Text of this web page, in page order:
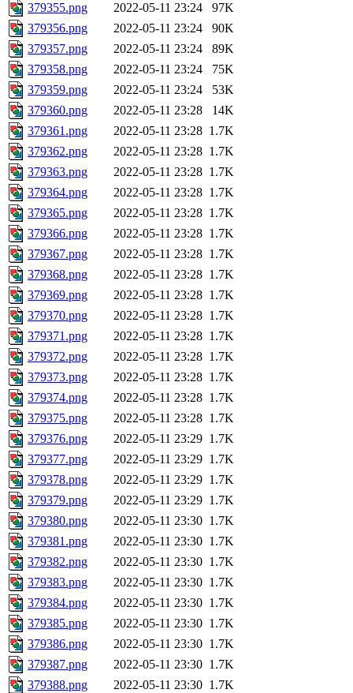
379355.png 2022-05-11 23:24
97K
379356.png
2022-05-11 23:24
90K
379357.png
2022-05-11 23:24
89K
379358.png
2022-05-11 23:24
75K
379359.png
2022-05-11 23:24
53K
379360.png
2022-05-11 23:28
14K
379361.png
2022-05-11 23:28 1.7K
379362.png
2022-05-11 23:28 1.7K
379363.png
2022-05-11 23:28 1.7K
379364.png
2022-05-11 23:28 1.7K
379365.png
2022-05-11 23:28 1.7K
379366.png
2022-05-11 23:28 1.7K
379367.png
2022-05-11 23:28 1.7K
379368.png
2022-05-11 23:28 1.7K
379369.png
2022-05-11 23:28 1.7K
379370.png
2022-05-11 23:28 1.7K
379371.png
2022-05-11 23:28 1.7K
379372.png
2022-05-11 23:28 1.7K
379373.png
2022-05-11 23:28 1.7K
379374.png
2022-05-11 23:28 1.7K
379375.png
2022-05-11 23:28 1.7K
379376.png
2022-05-11 23:29 1.7K
379377.png
2022-05-11 23:29 1.7K
379378.png
2022-05-11 23:29 1.7K
379379.png
2022-05-11 23:29 1.7K
379380.png
2022-05-11 23:30 1.7K
379381.png
2022-05-11 23:30 1.7K
379382.png
2022-05-11 23:30 1.7K
379383.png
2022-05-11 23:30 1.7K
379384.png
2022-05-11 23:30 1.7K
379385.png
2022-05-11 23:30 1.7K
379386.png
2022-05-11 23:30 1.7K
379387.png
2022-05-11 23:30 1.7K
379388.png
2022-05-11 23:30 1.7K